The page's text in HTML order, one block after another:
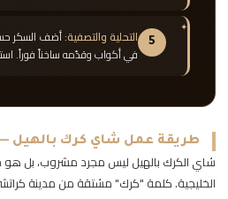
5 التحلية والتصفية:أضف السكر
في أكواب وقدّمه ساخناً فوراً.
طريقة عمل شاي كرك بالهيل —
شاي الكرك بالهيل ليس مجرد مشروب، بل هو
الخليجية. كلمة "كرك" مشتقة من مدينة